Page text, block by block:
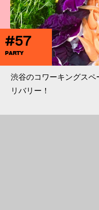
#57
PARTY
渋谷のコワーキングスペ
リバリー！